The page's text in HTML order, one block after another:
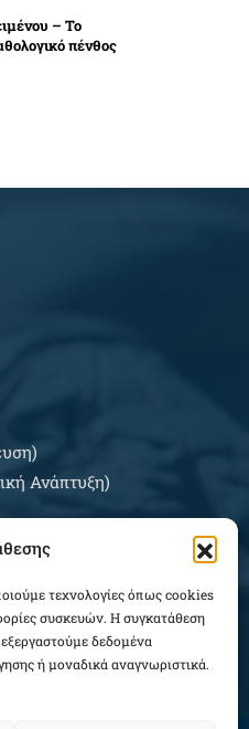
τεχνολογίες όπως cookies
συσκευών. Η συγκατάθεση
δεδομένα
ή μοναδικά αναγνωριστικά.
– Το
πένθος
Ανάπτυξη)